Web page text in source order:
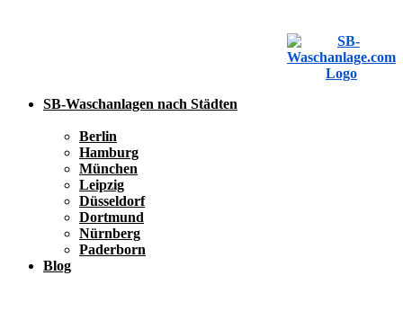
SB-Waschanlagen nach Städten
Berlin
Hamburg
München
Leipzig
Düsseldorf
Dortmund
Nürnberg
Paderborn
Blog